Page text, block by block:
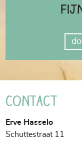
Contact
Erve Hasselo
Schuttestraat 11